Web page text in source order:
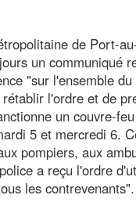
de Port-
un communiqué
"sur l'ensemble
l'ordre et de
un couvre-
5 et mercredi 6.
pompiers, aux
a reçu l'ordre
les contrevenants".